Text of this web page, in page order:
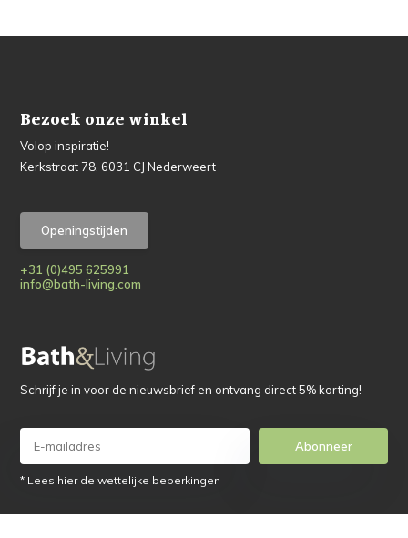
Bezoek onze winkel
Volop inspiratie!
Kerkstraat 78, 6031 CJ Nederweert
Openingstijden
+31 (0)495 625991
info@bath-living.com
Schrijf je in voor de nieuwsbrief en ontvang direct 5% korting!
Abonneer
* Lees hier de wettelijke beperkingen